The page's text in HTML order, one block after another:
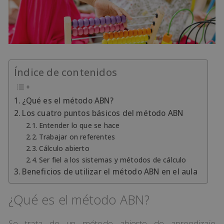
Índice de contenidos
¿Qué es el método ABN?
Los cuatro puntos básicos del método ABN
Entender lo que se hace
Trabajar on referentes
Cálculo abierto
Ser fiel a los sistemas y métodos de cálculo
Beneficios de utilizar el método ABN en el aula
¿Qué es el método ABN?